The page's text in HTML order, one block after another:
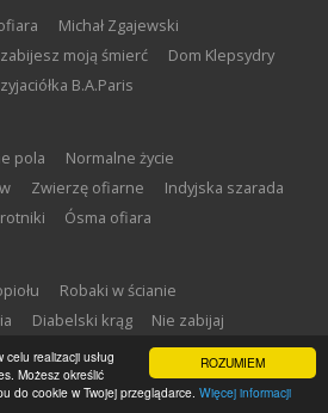
ROZUMIEM
realizacji usług
Możesz określić
do cookie w Twojej przeglądarce. Więcej informacji
Michał Zgajewski
zabijesz moją śmierć
Dom Klepsydry
B.A.Paris
pola
Normalne życie
Zwierzę ofiarne
Indyjska szarada
Ósma ofiara
Robaki w ścianie
Diabelski krąg
Nie zabijaj
Matki chrzestne
©2026Zbrodnia w Bibliotece